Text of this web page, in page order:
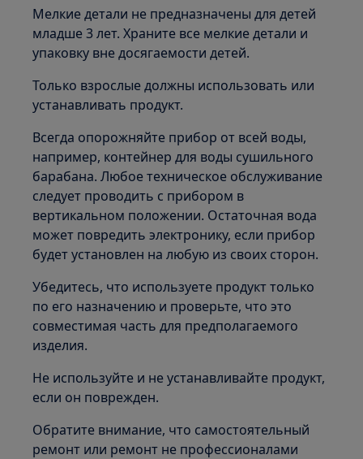
Мелкие детали не предназначены для детей
младше 3 лет. Храните все мелкие детали и
упаковку вне досягаемости детей.
Только взрослые должны использовать или
устанавливать продукт.
Всегда опорожняйте прибор от всей воды,
например, контейнер для воды сушильного
барабана. Любое техническое обслуживание
следует проводить с прибором в
вертикальном положении. Остаточная вода
может повредить электронику, если прибор
будет установлен на любую из своих сторон.
Убедитесь, что используете продукт только
по его назначению и проверьте, что это
совместимая часть для предполагаемого
изделия.
Не используйте и не устанавливайте продукт,
если он поврежден.
Обратите внимание, что самостоятельный
ремонт или ремонт не профессионалами